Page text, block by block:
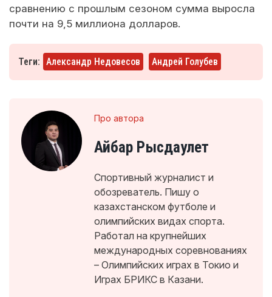
сравнению с прошлым сезоном сумма выросла
почти на 9,5 миллиона долларов.
Теги: Александр Недовесов Андрей Голубев
Про автора
Айбар Рысдаулет
Спортивный журналист и
обозреватель. Пишу о
казахстанском футболе и
олимпийских видах спорта.
Работал на крупнейших
международных соревнованиях
– Олимпийских играх в Токио и
Играх БРИКС в Казани.